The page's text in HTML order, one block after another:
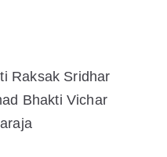
Raksak Sridhar
Bhakti Vichar